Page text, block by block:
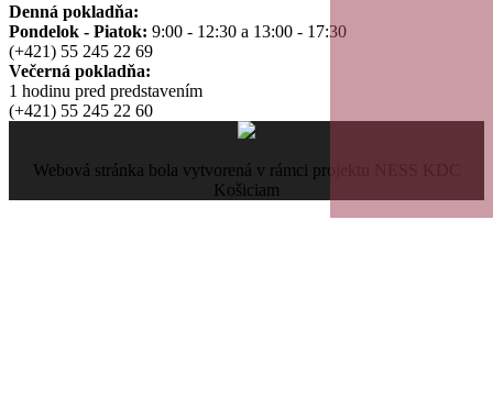
Denná pokladňa:
Pondelok - Piatok: 9:00 - 12:30 a 13:00 - 17:30
(+421) 55 245 22 69
Večerná pokladňa:
1 hodinu pred predstavením
(+421) 55 245 22 60
Webová stránka bola vytvorená v rámci projektu NESS KDC
Košiciam